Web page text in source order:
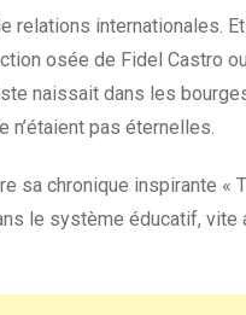
relations internationales.
osée de Fidel Castro
naissait dans les
pas éternelles.
sa chronique inspirante «
le système éducatif, vite